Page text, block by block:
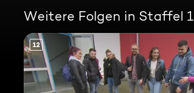
Weitere Folgen in Staffel 1
12